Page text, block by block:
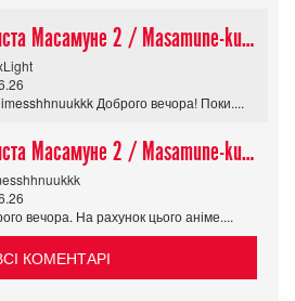
Помста Масамуне 2 / Masamune-kun no Revenge R
Доброго вечора! Поки....
Помста Масамуне 2 / Masamune-kun no Revenge R
вечора. На рахунок цього аніме....
КОМЕНТАРІ